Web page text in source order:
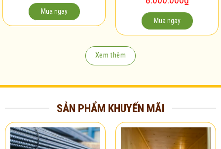
Mua ngay
Mua ngay
Xem thêm
SẢN PHẨM KHUYẾN MÃI